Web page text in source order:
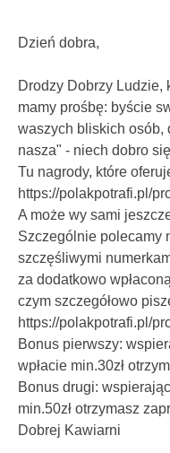
Dzień dobra,
Drodzy Dobrzy Ludzie,
mamy prośbę: byście
waszych bliskich osób,
nasza" - niech dobro
Tu nagrody, które
https://polakpotrafi.pl/
A może wy sami
Szczególnie polecamy
szczęśliwymi
za dodatkowo
czym szczegółowo
https://polakpotrafi.pl/
Bonus pierwszy:
wpłacie min.30zł
Bonus drugi:
min.50zł otrzymasz
Dobrej Kawiarni